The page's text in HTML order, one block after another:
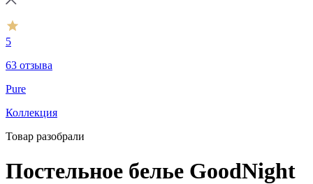
5
63 отзыва
Pure
Коллекция
Товар разобрали
Постельное белье GoodNight